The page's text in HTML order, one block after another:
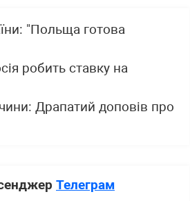
"Польща готова
робить ставку на
Драпатий доповів про
Телеграм